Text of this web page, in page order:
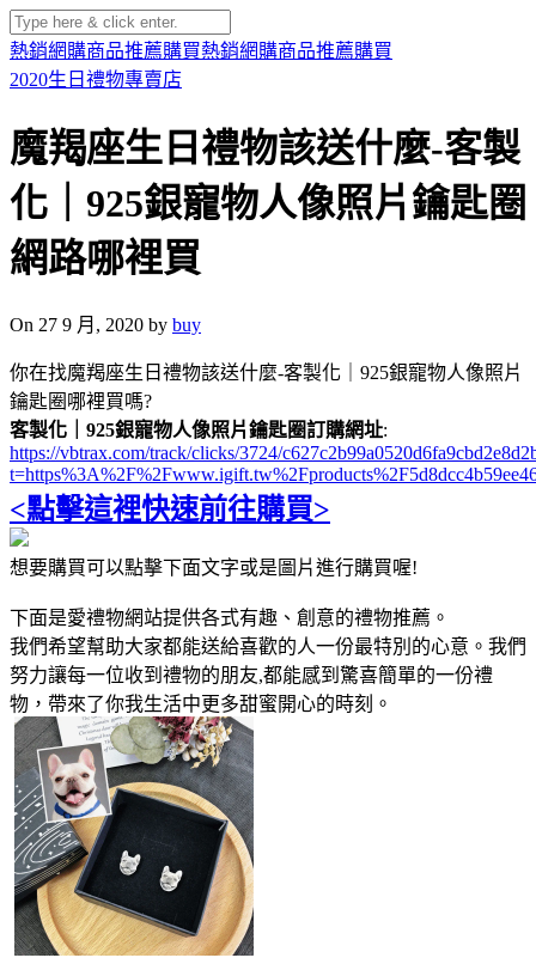
熱銷網購商品推薦購買熱銷網購商品推薦購買
2020生日禮物專賣店
魔羯座生日禮物該送什麼-客製
化｜925銀寵物人像照片鑰匙圈
網路哪裡買
On 27 9 月, 2020 by buy
你在找魔羯座生日禮物該送什麼-客製化｜925銀寵物人像照片
鑰匙圈哪裡買嗎?
客製化｜925銀寵物人像照片鑰匙圈訂購網址:
https://vbtrax.com/track/clicks/3724/
<點擊這裡快速前往購買>
想要購買可以點擊下面文字或是圖片進行購買喔!
下面是愛禮物網站提供各式有趣、創意的禮物推薦。
我們希望幫助大家都能送給喜歡的人一份最特別的心意。我們
努力讓每一位收到禮物的朋友,都能感到驚喜簡單的一份禮
物，帶來了你我生活中更多甜蜜開心的時刻。